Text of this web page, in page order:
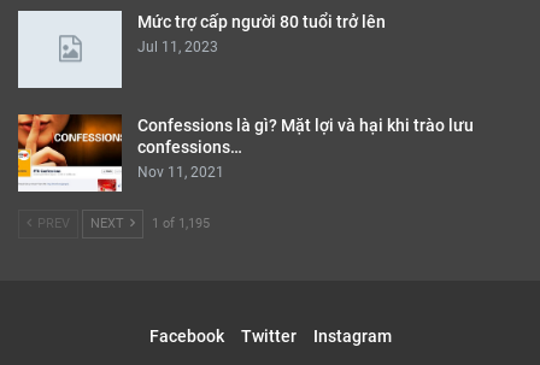
Mức trợ cấp người 80 tuổi trở lên
Jul 11, 2023
Confessions là gì? Mặt lợi và hại khi trào lưu
confessions…
Nov 11, 2021
PREV NEXT 1 of 1,195
Facebook Twitter Instagram